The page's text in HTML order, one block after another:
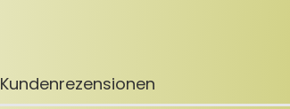
Kundenrezensionen